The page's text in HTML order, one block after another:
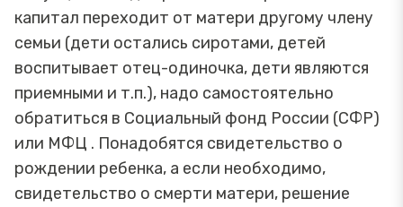
капитал переходит от матери другому члену
семьи (дети остались сиротами, детей
воспитывает отец-одиночка, дети являются
приемными и т.п.), надо самостоятельно
обратиться в Социальный фонд России (СФР)
или МФЦ . Понадобятся свидетельство о
рождении ребенка, а если необходимо,
свидетельство о смерти матери, решение